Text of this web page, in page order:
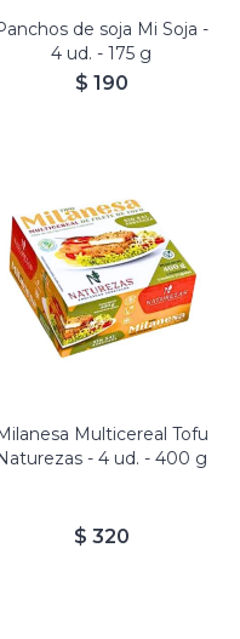
de soja Mi Soja -
4 ud. - 175 g
$ 190
Milanesa Multicereal Tofu
Naturezas - 4 ud. - 400 g
$ 320